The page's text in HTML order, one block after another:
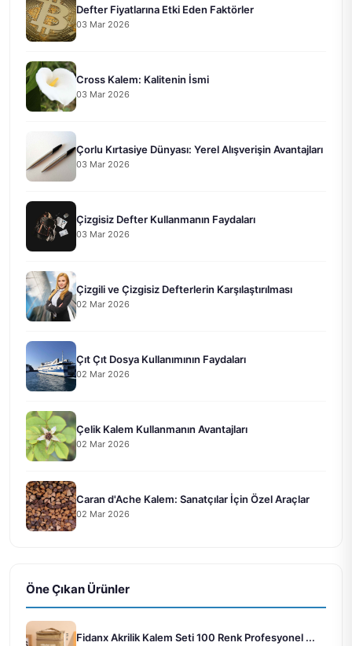
Defter Fiyatlarına Etki Eden Faktörler
03 Mar 2026
Cross Kalem: Kalitenin İsmi
03 Mar 2026
Çorlu Kırtasiye Dünyası: Yerel Alışverişin Avantajları
03 Mar 2026
Çizgisiz Defter Kullanmanın Faydaları
03 Mar 2026
Çizgili ve Çizgisiz Defterlerin Karşılaştırılması
02 Mar 2026
Çıt Çıt Dosya Kullanımının Faydaları
02 Mar 2026
Çelik Kalem Kullanmanın Avantajları
02 Mar 2026
Caran d'Ache Kalem: Sanatçılar İçin Özel Araçlar
02 Mar 2026
Öne Çıkan Ürünler
Fidanx Akrilik Kalem Seti 100 Renk Profesyonel ...